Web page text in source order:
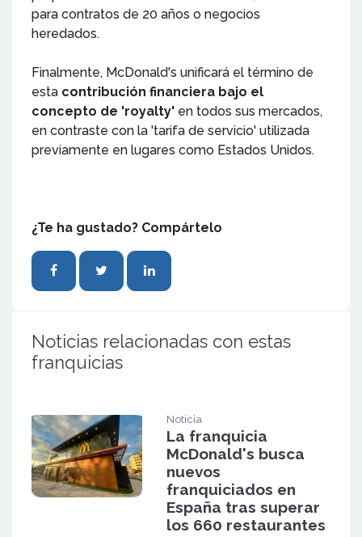
para contratos de 20 años o negocios
heredados.
Finalmente, McDonald's unificará el término de
esta contribución financiera bajo el
concepto de 'royalty' en todos sus mercados,
en contraste con la 'tarifa de servicio' utilizada
previamente en lugares como Estados Unidos.
¿Te ha gustado? Compártelo
Noticias relacionadas con estas
franquicias
Noticia
La franquicia
McDonald's busca
nuevos
franquiciados en
España tras superar
los 660 restaurantes